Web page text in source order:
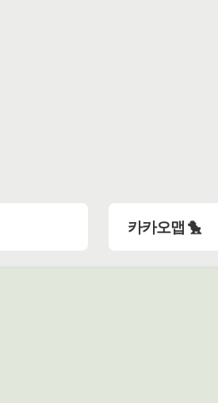
카카오맵 🐤